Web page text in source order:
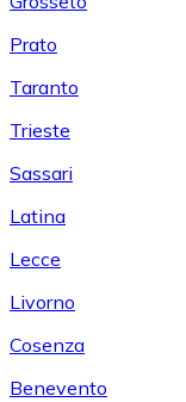
Prato
Taranto
Trieste
Sassari
Latina
Lecce
Livorno
Cosenza
Benevento